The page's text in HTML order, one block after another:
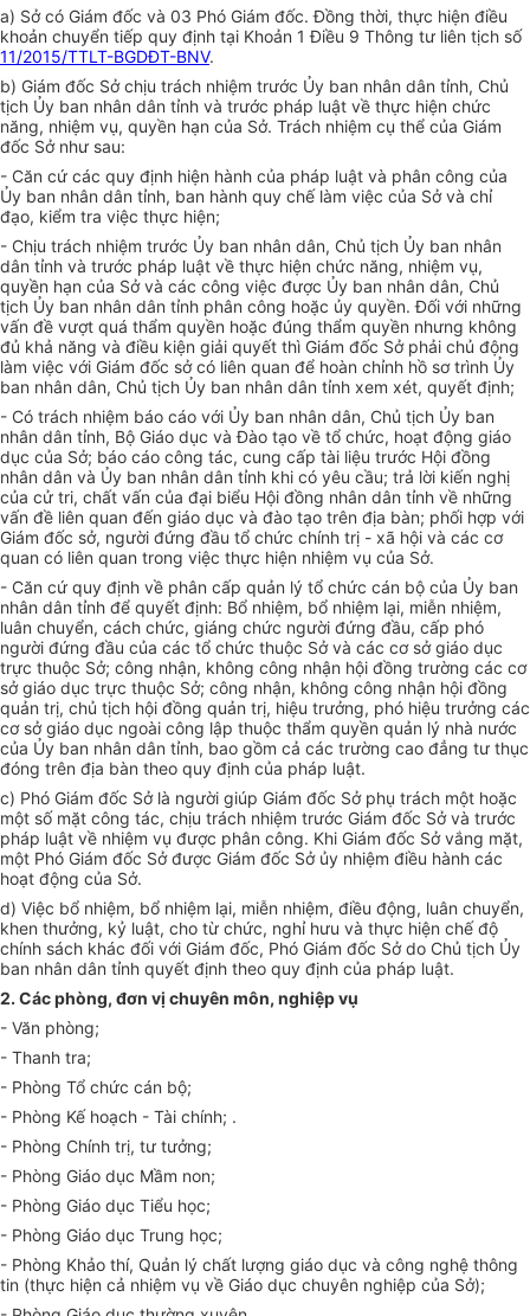
a) Sở có Giám đốc và 03 Phó Giám đốc. Đồng thời, thực hiện điều
khoản chuyển tiếp quy định tại Khoản 1 Điều 9 Thông tư liên tịch số
11/2015/TTLT-BGDĐT-BNV.
b) Giám đốc Sở chịu trách nhiệm trước Ủy ban nhân dân tỉnh, Chủ
tịch Ủy ban nhân dân tỉnh và trước pháp luật về thực hiện chức
năng, nhiệm vụ, quyền hạn của Sở. Trách nhiệm cụ thể của Giám
đốc Sở như sau:
- Căn cứ các quy định hiện hành của pháp luật và phân công của
Ủy ban nhân dân tỉnh, ban hành quy chế làm việc của Sở và chỉ
đạo, kiểm tra việc thực hiện;
- Chịu trách nhiệm trước Ủy ban nhân dân, Chủ tịch Ủy ban nhân
dân tỉnh và trước pháp luật về thực hiện chức năng, nhiệm vụ,
quyền hạn của Sở và các công việc được Ủy ban nhân dân, Chủ
tịch Ủy ban nhân dân tỉnh phân công hoặc ủy quyền. Đối với những
vấn đề vượt quá thẩm quyền hoặc đúng thẩm quyền nhưng không
đủ khả năng và điều kiện giải quyết thì Giám đốc Sở phải chủ động
làm việc với Giám đốc sở có liên quan để hoàn chỉnh hồ sơ trình Ủy
ban nhân dân, Chủ tịch Ủy ban nhân dân tỉnh xem xét, quyết định;
- Có trách nhiệm báo cáo với Ủy ban nhân dân, Chủ tịch Ủy ban
nhân dân tỉnh, Bộ Giáo dục và Đào tạo về tổ chức, hoạt động giáo
dục của Sở; báo cáo công tác, cung cấp tài liệu trước Hội đồng
nhân dân và Ủy ban nhân dân tỉnh khi có yêu cầu; trả lời kiến nghị
của cử tri, chất vấn của đại biểu Hội đồng nhân dân tỉnh về những
vấn đề liên quan đến giáo dục và đào tạo trên địa bàn; phối hợp với
Giám đốc sở, người đứng đầu tổ chức chính trị - xã hội và các cơ
quan có liên quan trong việc thực hiện nhiệm vụ của Sở.
- Căn cứ quy định về phân cấp quản lý tổ chức cán bộ của Ủy ban
nhân dân tỉnh để quyết định: Bổ nhiệm, bổ nhiệm lại, miễn nhiệm,
luân chuyển, cách chức, giáng chức người đứng đầu, cấp phó
người đứng đầu của các tổ chức thuộc Sở và các cơ sở giáo dục
trực thuộc Sở; công nhận, không công nhận hội đồng trường các cơ
sở giáo dục trực thuộc Sở; công nhận, không công nhận hội đồng
quản trị, chủ tịch hội đồng quản trị, hiệu trưởng, phó hiệu trưởng các
cơ sở giáo dục ngoài công lập thuộc thẩm quyền quản lý nhà nước
của Ủy ban nhân dân tỉnh, bao gồm cả các trường cao đẳng tư thục
đóng trên địa bàn theo quy định của pháp luật.
c) Phó Giám đốc Sở là người giúp Giám đốc Sở phụ trách một hoặc
một số mặt công tác, chịu trách nhiệm trước Giám đốc Sở và trước
pháp luật về nhiệm vụ được phân công. Khi Giám đốc Sở vắng mặt,
một Phó Giám đốc Sở được Giám đốc Sở ủy nhiệm điều hành các
hoạt động của Sở.
d) Việc bổ nhiệm, bổ nhiệm lại, miễn nhiệm, điều động, luân chuyển,
khen thưởng, kỷ luật, cho từ chức, nghỉ hưu và thực hiện chế độ
chính sách khác đối với Giám đốc, Phó Giám đốc Sở do Chủ tịch Ủy
ban nhân dân tỉnh quyết định theo quy định của pháp luật.
2. Các phòng, đơn vị chuyên môn, nghiệp vụ
- Văn phòng;
- Thanh tra;
- Phòng Tổ chức cán bộ;
- Phòng Kế hoạch - Tài chính; .
- Phòng Chính trị, tư tưởng;
- Phòng Giáo dục Mầm non;
- Phòng Giáo dục Tiểu học;
- Phòng Giáo dục Trung học;
- Phòng Khảo thí, Quản lý chất lượng giáo dục và công nghệ thông
tin (thực hiện cả nhiệm vụ về Giáo dục chuyên nghiệp của Sở);